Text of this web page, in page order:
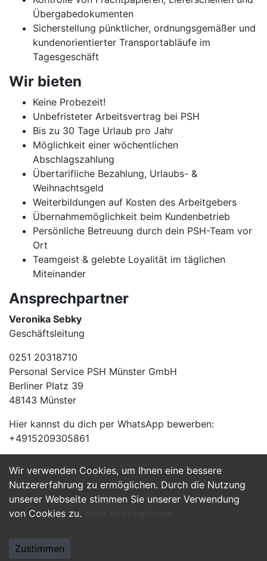
Wir verwenden Cookies, um Ihnen eine bessere
Nutzererfahrung zu ermöglichen. Durch die Nutzung
unserer Webseite stimmen Sie unserer Verwendung
von Cookies zu. Mehr Informationen
Zustimmen
Übergabedokumenten
Sicherstellung pünktlicher, ordnungsgemäßer und
kundenorientierter Transportabläufe im
Tagesgeschäft
Wir bieten
Keine Probezeit!
Unbefristeter Arbeitsvertrag bei PSH
Bis zu 30 Tage Urlaub pro Jahr
Möglichkeit einer wöchentlichen
Abschlagszahlung
Übertarifliche Bezahlung, Urlaubs- &
Weihnachtsgeld
Weiterbildungen auf Kosten des Arbeitgebers
Übernahmemöglichkeit beim Kundenbetrieb
Persönliche Betreuung durch dein PSH-Team vor
Ort
Teamgeist & gelebte Loyalität im täglichen
Miteinander
Ansprechpartner
Veronika Sebky
Geschäftsleitung
0251 20318710
Personal Service PSH Münster GmbH
Berliner Platz 39
48143 Münster
Hier kannst du dich per WhatsApp bewerben:
+4915209305861
Jetzt Bewerben